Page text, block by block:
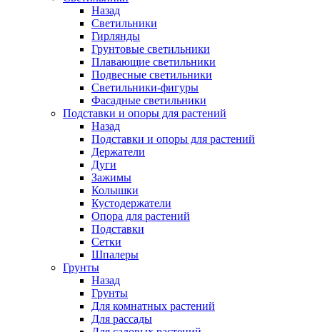
Назад
Светильники
Гирлянды
Грунтовые светильники
Плавающие светильники
Подвесные светильники
Светильники-фигуры
Фасадные светильники
Подставки и опоры для растений
Назад
Подставки и опоры для растений
Держатели
Дуги
Зажимы
Колышки
Кустодержатели
Опора для растений
Подставки
Сетки
Шпалеры
Грунты
Назад
Грунты
Для комнатных растений
Для рассады